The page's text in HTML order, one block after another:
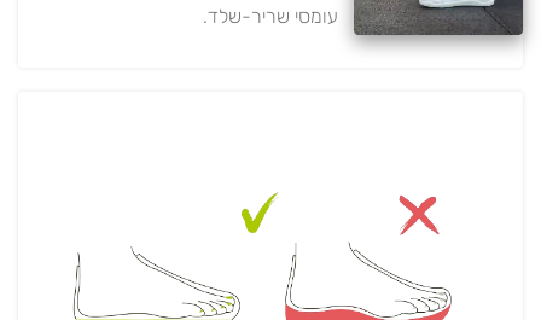
עומסי שריר-שלד.